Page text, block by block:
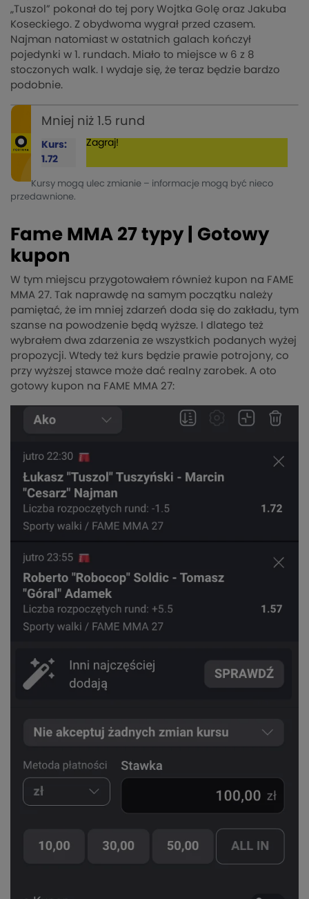
„Tuszol” pokonał do tej pory Wojtka Golę oraz Jakuba
Koseckiego. Z obydwoma wygrał przed czasem.
Najman natomiast w ostatnich galach kończył
pojedynki w 1. rundach. Miało to miejsce w 6 z 8
stoczonych walk. I wydaje się, że teraz będzie bardzo
podobnie.
Mniej niż 1.5 rund
Kurs:
1.72
Zagraj!
Kursy mogą ulec zmianie – informacje mogą być nieco
przedawnione.
Fame MMA 27 typy | Gotowy
kupon
W tym miejscu przygotowałem również kupon na FAME
MMA 27. Tak naprawdę na samym początku należy
pamiętać, że im mniej zdarzeń doda się do zakładu, tym
szanse na powodzenie będą wyższe. I dlatego też
wybrałem dwa zdarzenia ze wszystkich podanych wyżej
propozycji. Wtedy też kurs będzie prawie potrojony, co
przy wyższej stawce może dać realny zarobek. A oto
gotowy kupon na FAME MMA 27: